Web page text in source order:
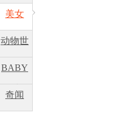
美女
动物世
BABY
秀
奇闻